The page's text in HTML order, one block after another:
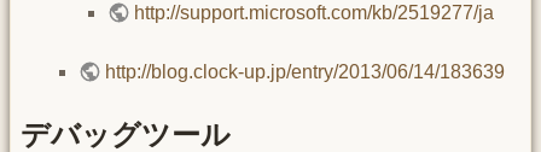
http://support.microsoft.com/kb/2519277/ja
http://blog.clock-up.jp/entry/2013/06/14/183639
デバッグツール